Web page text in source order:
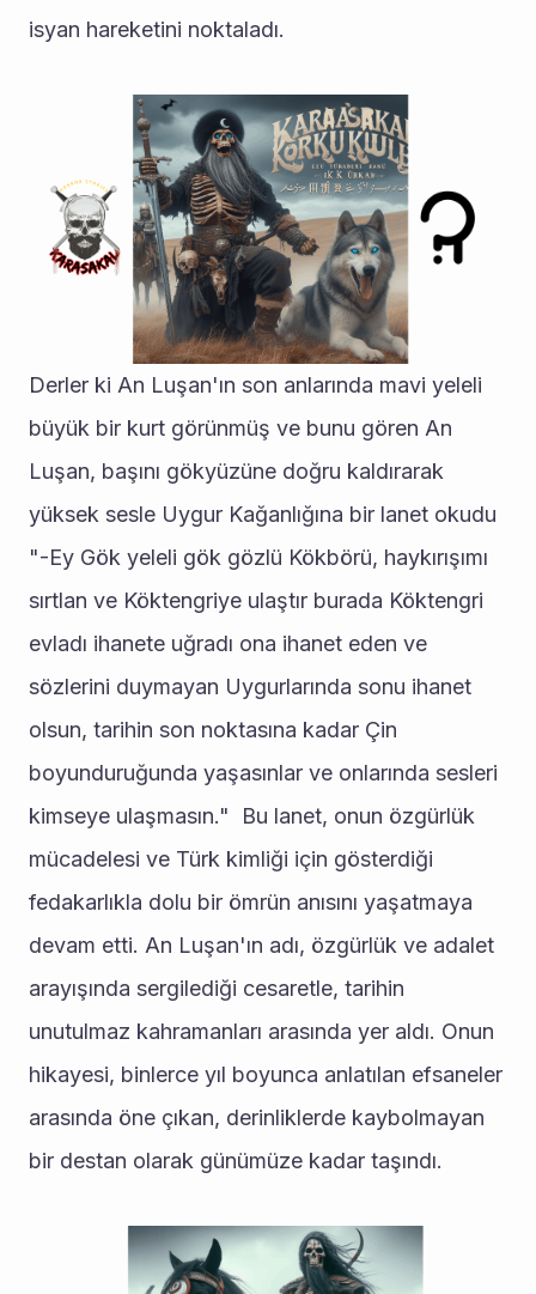
isyan hareketini noktaladı.
Derler ki An Luşan'ın son anlarında mavi yeleli
büyük bir kurt görünmüş ve bunu gören An
Luşan, başını gökyüzüne doğru kaldırarak
yüksek sesle Uygur Kağanlığına bir lanet okudu
"-Ey Gök yeleli gök gözlü Kökbörü, haykırışımı
sırtlan ve Köktengriye ulaştır burada Köktengri
evladı ihanete uğradı ona ihanet eden ve
sözlerini duymayan Uygurlarında sonu ihanet
olsun, tarihin son noktasına kadar Çin
boyunduruğunda yaşasınlar ve onlarında sesleri
kimseye ulaşmasın."  Bu lanet, onun özgürlük
mücadelesi ve Türk kimliği için gösterdiği
fedakarlıkla dolu bir ömrün anısını yaşatmaya
devam etti. An Luşan'ın adı, özgürlük ve adalet
arayışında sergilediği cesaretle, tarihin
unutulmaz kahramanları arasında yer aldı. Onun
hikayesi, binlerce yıl boyunca anlatılan efsaneler
arasında öne çıkan, derinliklerde kaybolmayan
bir destan olarak günümüze kadar taşındı.